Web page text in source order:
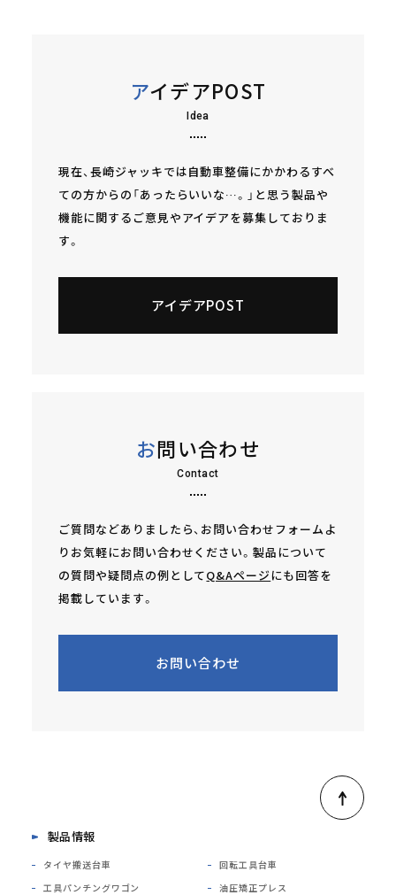
アイデアPOST
Idea
現在、長崎ジャッキでは自動車整備にかかわるすべ
ての方からの「あったらいいな…。」と思う製品や
機能に関するご意見やアイデアを募集しておりま
す。
アイデアPOST
お問い合わせ
Contact
ご質問などありましたら、お問い合わせフォームよ
りお気軽にお問い合わせください。製品について
の質問や疑問点の例としてQ&Aページにも回答を
掲載しています。
お問い合わせ
製品情報
タイヤ搬送台車
回転工具台車
工具パンチングワゴン
油圧矯正プレス